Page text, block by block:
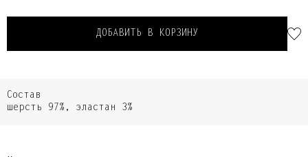
ДОБАВИТЬ В КОРЗИНУ
Состав
шерсть 97%, эластан 3%